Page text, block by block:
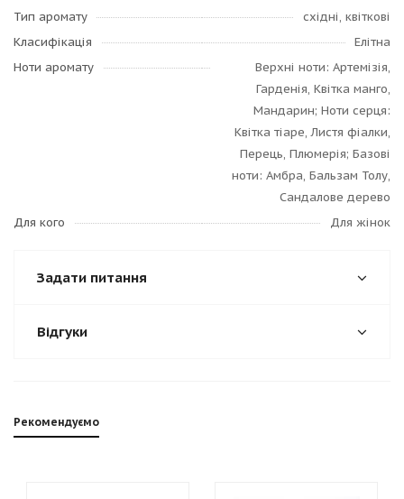
Тип аромату
східні, квіткові
Класифікація
Елітна
Ноти аромату
Верхні ноти: Артемізія,
Гарденія, Квітка манго,
Мандарин; Ноти серця:
Квітка тіаре, Листя фіалки,
Перець, Плюмерія; Базові
ноти: Амбра, Бальзам Толу,
Сандалове дерево
Для кого
Для жінок
Задати питання
Відгуки
Рекомендуємо